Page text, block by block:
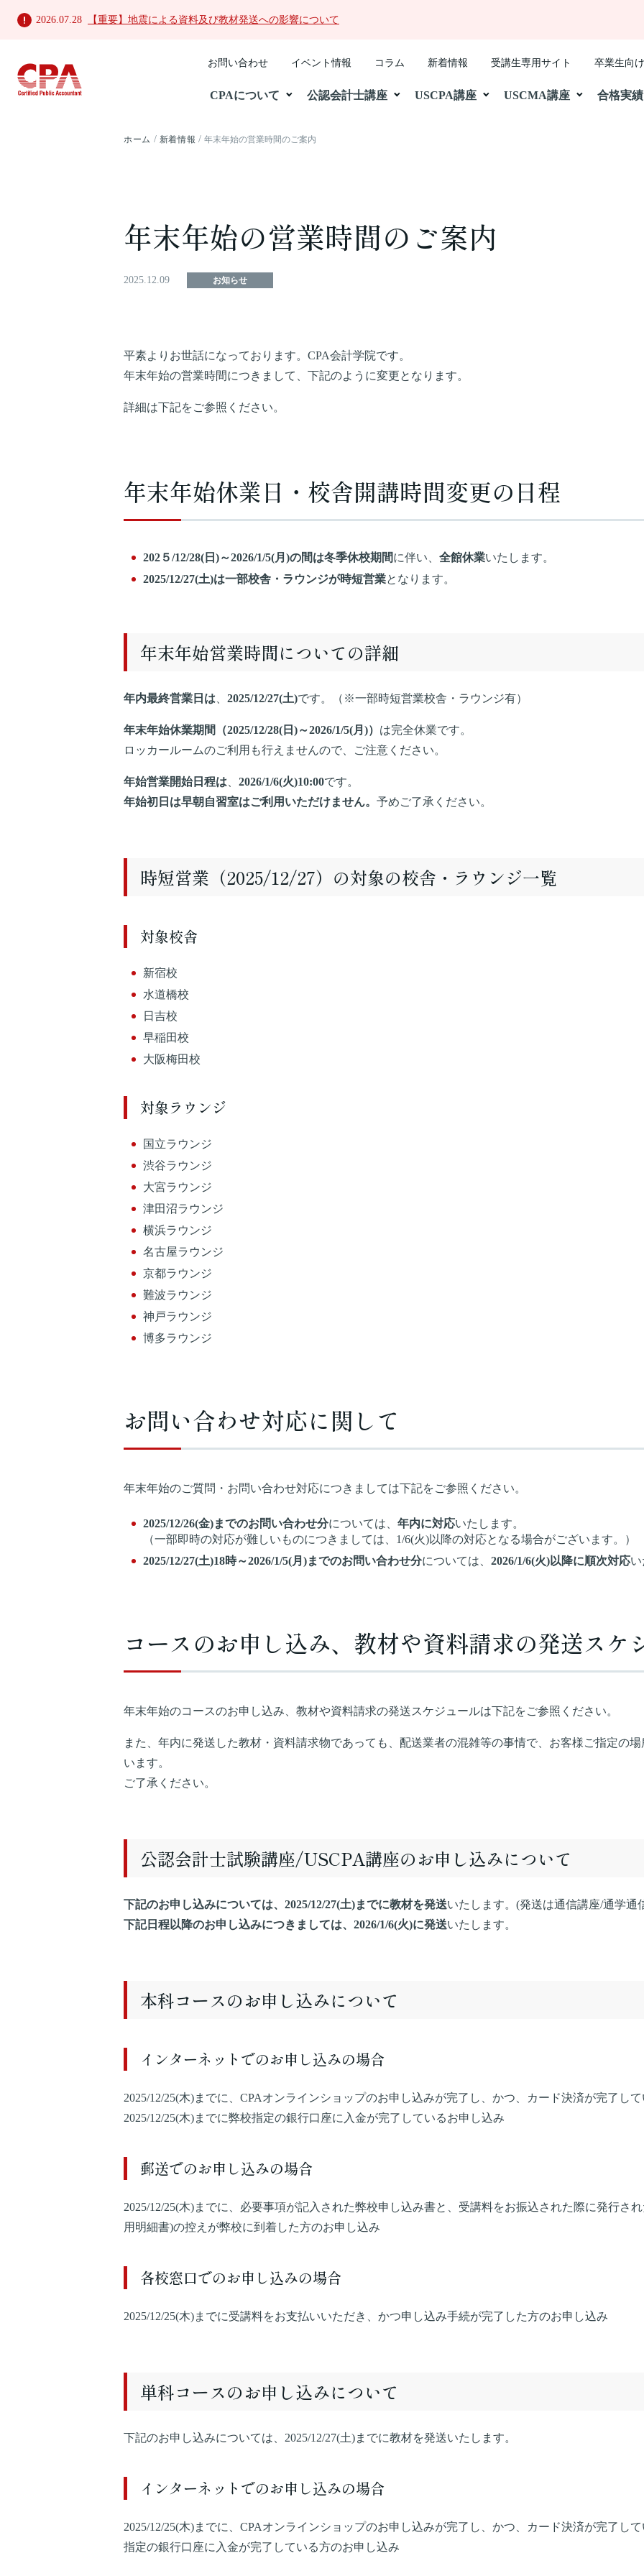
2026.07.28 【重要】地震による資料及び教材発送への影響について
CPAについて 公認会計士講座 USCPA講座 USCMA講座 合格実績
お問い合わせ イベント情報 コラム 新着情報 受講生専用サイト 卒業生向
ホーム 新着情報 年末年始の営業時間のご案内
年末年始の営業時間のご案内
2025.12.09 お知らせ
平素よりお世話になっております。CPA会計学院です。
年末年始の営業時間につきまして、下記のように変更となります。
詳細は下記をご参照ください。
年末年始休業日・校舎開講時間変更の日程
202５/12/28(日)～2026/1/5(月)の間は冬季休校期間に伴い、全館休業いたします。
2025/12/27(土)は一部校舎・ラウンジが時短営業となります。
年末年始営業時間についての詳細
年内最終営業日は 2025/12/27(土)です。（※一部時短営業校舎・ラウンジ有）
年末年始休業期間（2025/12/28(日)～2026/1/5(月)） は完全休業です。
ロッカールームのご利用も行えませんので、ご注意ください。
年始営業開始日程は 2026/1/6(火)10:00です。
年始初日は早朝自習室はご利用いただけません。 予めご了承ください。
時短営業（2025/12/27）の対象の校舎・ラウンジ一覧
対象校舎
新宿校
水道橋校
日吉校
早稲田校
大阪梅田校
対象ラウンジ
国立ラウンジ
渋谷ラウンジ
大宮ラウンジ
津田沼ラウンジ
横浜ラウンジ
名古屋ラウンジ
京都ラウンジ
難波ラウンジ
神戸ラウンジ
博多ラウンジ
お問い合わせ対応に関して
年末年始のご質問・お問い合わせ対応につきましては下記をご参照ください。
2025/12/26(金)までのお問い合わせ分については、年内に対応いたします。
（一部即時の対応が難しいものにつきましては、1/6(火)以降の対応となる場合がございます。）
2025/12/27(土)18時～2026/1/5(月)までのお問い合わせ分については、2026/1/6(火)以降に順次対応い
コースのお申し込み、教材や資料請求の発送スケ
年末年始のコースのお申し込み、教材や資料請求の発送スケジュールは下記をご参照ください。
また、年内に発送した教材・資料請求物であっても、配送業者の混雑等の事情で、お客様ご指定の
います。
ご了承ください。
公認会計士試験講座/USCPA講座のお申し込みについて
下記のお申し込みについては、2025/12/27(土)までに教材を発送いたします。(発送は通信講座/通学通
下記日程以降のお申し込みにつきましては、2026/1/6(火)に発送いたします。
本科コースのお申し込みについて
インターネットでのお申し込みの場合
2025/12/25(木)までに、CPAオンラインショップのお申し込みが完了し、かつ、カード決済が完了して
2025/12/25(木)までに弊校指定の銀行口座に入金が完了しているお申し込み
郵送でのお申し込みの場合
2025/12/25(木)までに、必要事項が記入された弊校申し込み書と、受講料をお振込された際に発行さ
用明細書)の控えが弊校に到着した方のお申し込み
各校窓口でのお申し込みの場合
2025/12/25(木)までに受講料をお支払いいただき、かつ申し込み手続が完了した方のお申し込み
単科コースのお申し込みについて
下記のお申し込みについては、2025/12/27(土)までに教材を発送いたします。
インターネットでのお申し込みの場合
2025/12/25(木)までに、CPAオンラインショップのお申し込みが完了し、かつ、カード決済が完了し
指定の銀行口座に入金が完了している方のお申し込み